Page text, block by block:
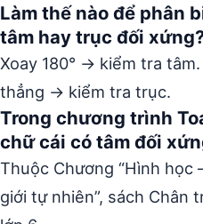
Làm thế nào để phân
tâm hay trục đối
Xoay 180° → kiểm tra
thẳng → kiểm tra trục.
Trong chương trình
chữ cái có tâm đối
Thuộc Chương “Hình
giới tự nhiên”, sách Chân